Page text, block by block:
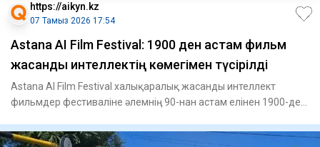
https://aikyn.kz
07 Тамыз 2026 17:54
Astana AI Film Festival: 1900 ден астам фильм
жасанды интеллектің көмегімен түсірілді
Astana AI Film Festival халықаралық жасанды интеллект
фильмдер фестиваліне әлемнің 90-нан астам елінен 1900-ден